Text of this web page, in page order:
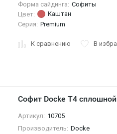
Форма сайдинга: Софиты
Цвет:
Каштан
Серия: Premium
К сравнению В
Софит Docke T4
Артикул: 10705
Производитель: Docke